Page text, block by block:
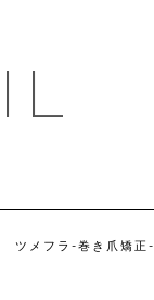
ツメフラ-巻き爪矯正-